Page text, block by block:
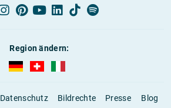
Region ändern:
AUBI-plus Deutschland (deutsch)
Datenschutz Bildrechte Presse
Blog